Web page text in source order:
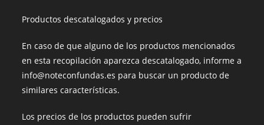
Productos descatalogados y precios
En caso de que alguno de los productos mencionados
en esta recopilación aparezca descatalogado, informe a
info@noteconfundas.es para buscar un producto de
similares características.
Los precios de los productos pueden sufrir